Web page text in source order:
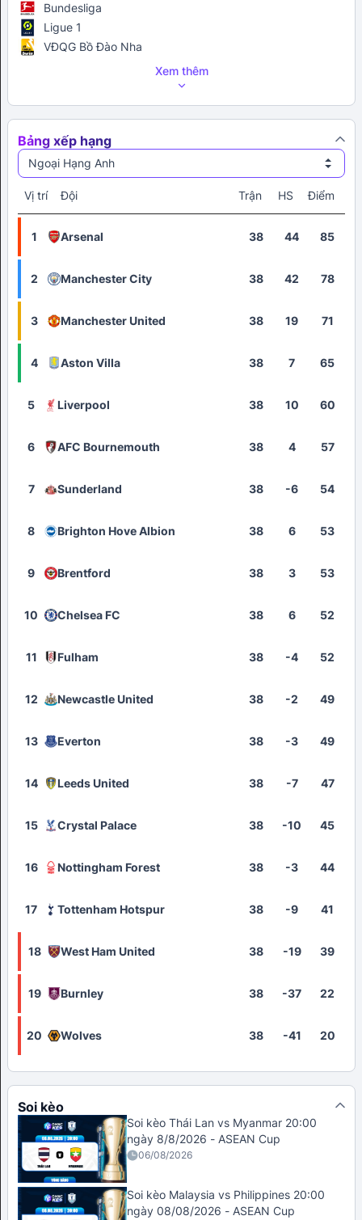
Bundesliga
Ligue 1
VĐQG Bồ Đào Nha
Xem thêm
Bảng xếp hạng
Ngoại Hạng Anh
Vị trí Đội Trận HS Điểm
1 Arsenal 38 44 85
2 Manchester City 38 42 78
3 Manchester United 38 19 71
4 Aston Villa 38 7 65
5 Liverpool 38 10 60
6 AFC Bournemouth 38 4 57
7 Sunderland 38 -6 54
8 Brighton Hove Albion 38 6 53
9 Brentford 38 3 53
10 Chelsea FC 38 6 52
11 Fulham 38 -4 52
12 Newcastle United 38 -2 49
13 Everton 38 -3 49
14 Leeds United 38 -7 47
15 Crystal Palace 38 -10 45
16 Nottingham Forest 38 -3 44
17 Tottenham Hotspur 38 -9 41
18 West Ham United 38 -19 39
19 Burnley 38 -37 22
20 Wolves 38 -41 20
Soi kèo
Soi kèo Thái Lan vs Myanmar 20:00
ngày 8/8/2026 - ASEAN Cup
06/08/2026
Soi kèo Malaysia vs Philippines 20:00
ngày 08/08/2026 - ASEAN Cup